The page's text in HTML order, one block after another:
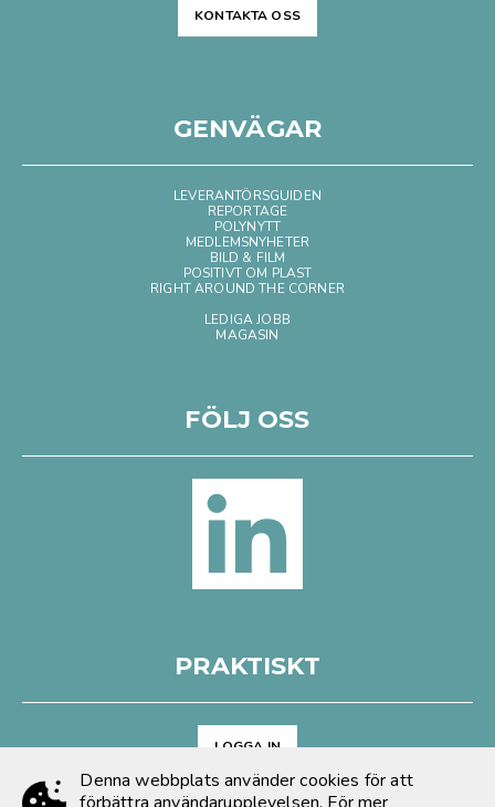
KONTAKTA OSS
GENVÄGAR
LEVERANTÖRSGUIDEN
REPORTAGE
POLYNYTT
MEDLEMSNYHETER
BILD & FILM
POSITIVT OM PLAST
RIGHT AROUND THE CORNER
LEDIGA JOBB
MAGASIN
FÖLJ OSS
PRAKTISKT
LOGGA IN
Arkiv
Denna webbplats använder cookies för att